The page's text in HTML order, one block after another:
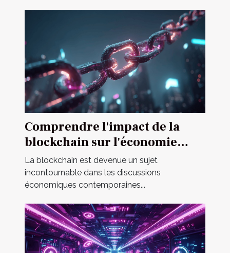
Comprendre l'impact de la
blockchain sur l'économie
mondiale
La blockchain est devenue un sujet
incontournable dans les discussions
économiques contemporaines...